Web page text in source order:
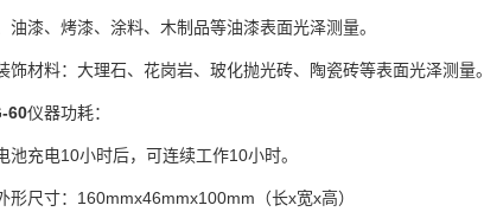
油漆、烤漆、涂料、木制品等油漆表面光泽测量。
饰材料：大理石、花岗岩、玻化抛光砖、陶瓷砖等表面光泽测量。
60仪器功耗：
池充电10小时后，可连续工作10小时。
形尺寸： 160mmx46mmx100mm（长x宽x高）